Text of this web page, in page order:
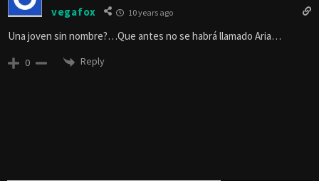
Muy recomendada película. Saludos Leo.. 🙂
0 Reply